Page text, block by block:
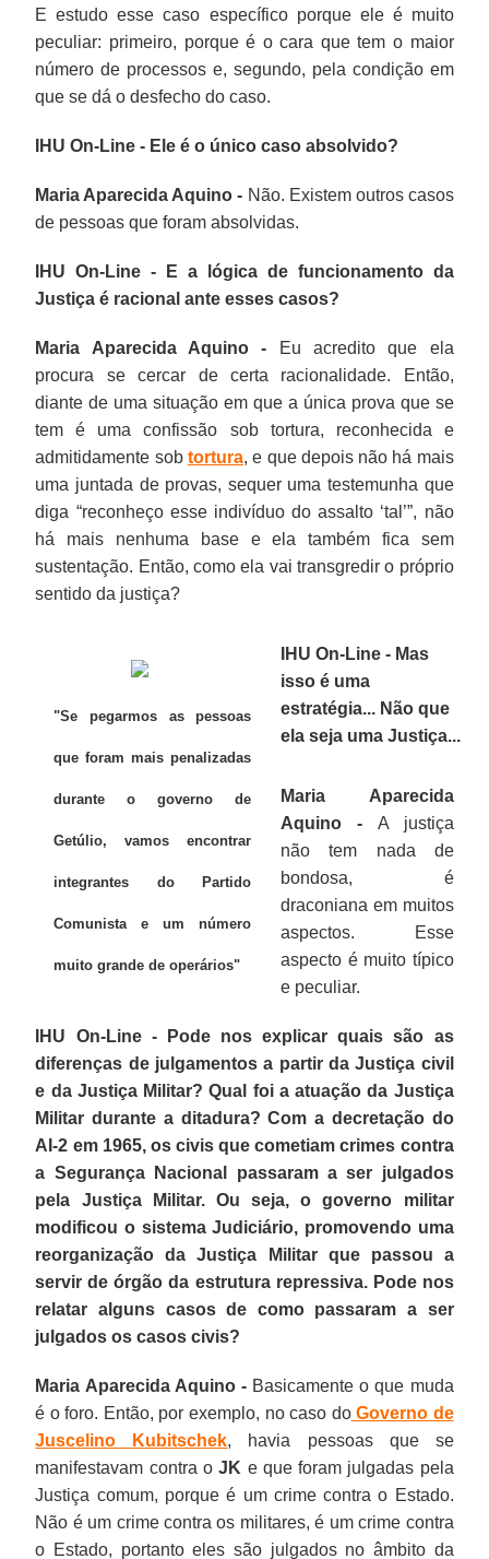
E estudo esse caso específico porque ele é muito
peculiar: primeiro, porque é o cara que tem o maior
número de processos e, segundo, pela condição em
que se dá o desfecho do caso.
IHU On-Line - Ele é o único caso absolvido?
Maria Aparecida Aquino - Não. Existem outros casos
de pessoas que foram absolvidas.
IHU On-Line - E a lógica de funcionamento da
Justiça é racional ante esses casos?
Maria Aparecida Aquino - Eu acredito que ela
procura se cercar de certa racionalidade. Então,
diante de uma situação em que a única prova que se
tem é uma confissão sob tortura, reconhecida e
admitidamente sob tortura, e que depois não há mais
uma juntada de provas, sequer uma testemunha que
diga “reconheço esse indivíduo do assalto ‘tal’”, não
há mais nenhuma base e ela também fica sem
sustentação. Então, como ela vai transgredir o próprio
sentido da justiça?
"Se pegarmos as pessoas
que foram mais penalizadas
durante o governo de
Getúlio, vamos encontrar
integrantes do Partido
Comunista e um número
muito grande de operários"
IHU On-Line - Mas
isso é uma
estratégia... Não que
ela seja uma Justiça...
Maria Aparecida
Aquino - A justiça
não tem nada de
bondosa, é
draconiana em muitos
aspectos. Esse
aspecto é muito típico
e peculiar.
IHU On-Line - Pode nos explicar quais são as
diferenças de julgamentos a partir da Justiça civil
e da Justiça Militar? Qual foi a atuação da Justiça
Militar durante a ditadura? Com a decretação do
AI-2 em 1965, os civis que cometiam crimes contra
a Segurança Nacional passaram a ser julgados
pela Justiça Militar. Ou seja, o governo militar
modificou o sistema Judiciário, promovendo uma
reorganização da Justiça Militar que passou a
servir de órgão da estrutura repressiva. Pode nos
relatar alguns casos de como passaram a ser
julgados os casos civis?
Maria Aparecida Aquino -Basicamente o que muda
é o foro. Então, por exemplo, no caso doGoverno de
Juscelino Kubitschek, havia pessoas que se
manifestavam contra oJK e que foram julgadas pela
Justiça comum, porque é um crime contra o Estado.
Não é um crime contra os militares, é um crime contra
o Estado, portanto eles são julgados no âmbito da